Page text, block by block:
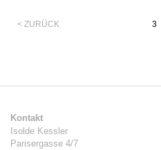
< ZURÜCK 3
Kontakt
Isolde Kessler
Parisergasse 4/7